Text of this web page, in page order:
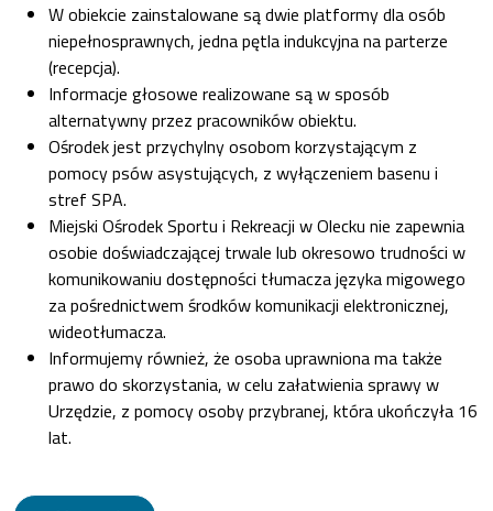
W obiekcie zainstalowane są dwie platformy dla osób
niepełnosprawnych, jedna pętla indukcyjna na parterze
(recepcja).
Informacje głosowe realizowane są w sposób
alternatywny przez pracowników obiektu.
Ośrodek jest przychylny osobom korzystającym z
pomocy psów asystujących, z wyłączeniem basenu i
stref SPA.
Miejski Ośrodek Sportu i Rekreacji w Olecku nie zapewnia
osobie doświadczającej trwale lub okresowo trudności w
komunikowaniu dostępności tłumacza języka migowego
za pośrednictwem środków komunikacji elektronicznej,
wideotłumacza.
Informujemy również, że osoba uprawniona ma także
prawo do skorzystania, w celu załatwienia sprawy w
Urzędzie, z pomocy osoby przybranej, która ukończyła 16
lat.